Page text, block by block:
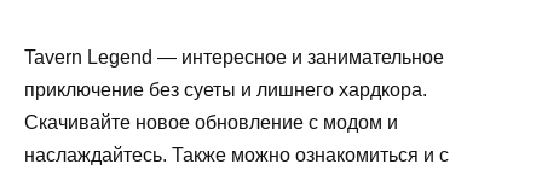
Tavern Legend — интересное и занимательное
приключение без суеты и лишнего хардкора.
Скачивайте новое обновление с модом и
наслаждайтесь. Также можно ознакомиться и с